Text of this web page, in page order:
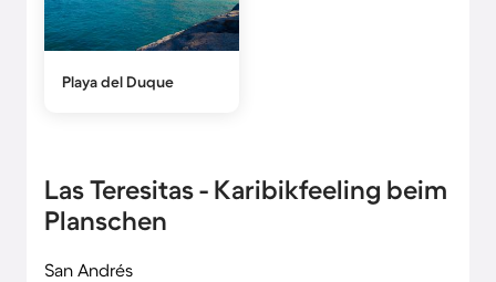
Playa del Duque
Las Teresitas - Karibikfeeling beim
Planschen
San Andrés